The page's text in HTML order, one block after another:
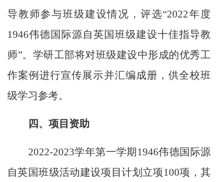
导教师参与班级建设情况，评选“2022年度
1946伟德国际源自英国班级建设十佳指导教
师”。学研工部将对班级建设中形成的优秀工
作案例进行宣传展示并汇编成册，供全校班
级学习参考。
四、项目资助
2022-2023学年第一学期1946伟德国际源
自英国班级活动建设项目计划立项100项，其